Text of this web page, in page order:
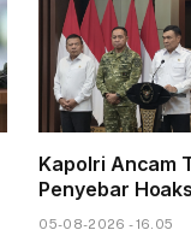
Kapolri Ancam
Penyebar
05-08-2026 - 16.05